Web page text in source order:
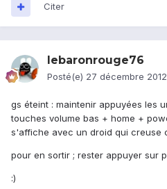
Citer
lebaronrouge76
Posté(e) 27 décembre 2012
gs éteint : maintenir appuyées les
touches volume bas + home +
s'affiche avec un droid qui creuse
pour en sortir ; rester appuyer sur
:)